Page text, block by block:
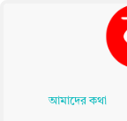
Contentআমাদের কথা